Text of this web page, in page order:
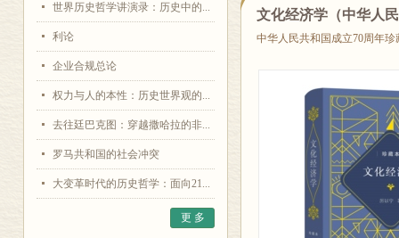
世界历史哲学讲演录：历史中的...
利论
企业合规总论
权力与人的本性：历史世界观的...
去往廷巴克图：穿越撒哈拉的非...
罗马共和国的社会冲突
大变革时代的历史哲学：面向21...
更 多
文化经济学（中华人
中华人民共和国成立70周年珍